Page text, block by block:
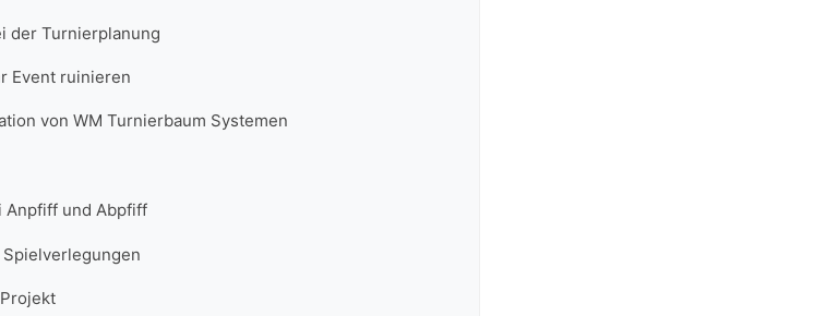
der Turnierplanung
Event ruinieren
von WM Turnierbaum Systemen
Anpfiff und Abpfiff